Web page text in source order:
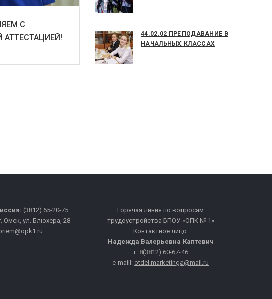
С
44.02.02 ПРЕПОДАВАНИЕ В
НАЧАЛЬНЫХ КЛАССАХ
(3812) 65-20-75
Омск, ул. Блюхера, 28
Горячая линия по вопросам
трудоустройства БПОУ «ОПК № 1»
Контактное лицо:
Надежда Валерьевна Каптевич
т. 8(3812) 60-67-46
e-maill: otdel.marketinga@mail.ru